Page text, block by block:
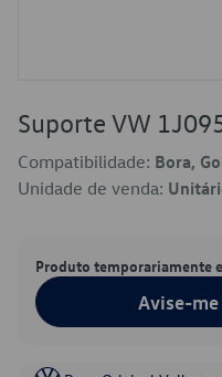
Suporte VW
Compatibilidade: Bora,
Unidade de venda:
Produto temporariamente
Avise-